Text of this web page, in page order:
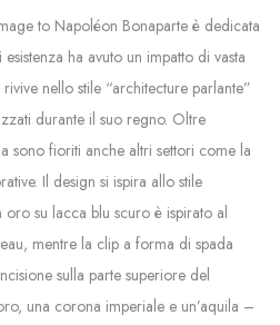
to Napoléon Bonaparte è dedicata
ha avuto un impatto di vasta
nello stile “architecture parlante”
durante il suo regno. Oltre
sono fioriti anche altri settori come la
Il design si ispira allo stile
su lacca blu scuro è ispirato al
mentre la clip a forma di spada
sulla parte superiore del
una corona imperiale e un’aquila –